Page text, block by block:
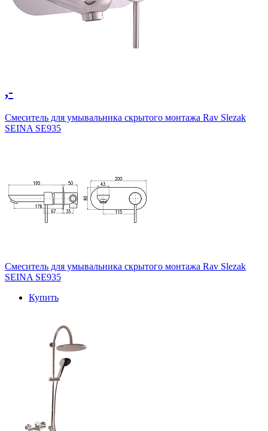
,-
Смеситель для умывальника скрытого монтажа Rav Slezak
SEINA SE935
Смеситель для умывальника скрытого монтажа Rav Slezak
SEINA SE935
Купить